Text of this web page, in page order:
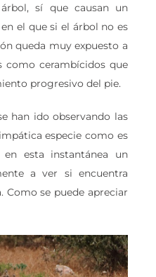
sí que causan un
el que si el árbol no es
queda muy expuesto a
como cerambícidos que
progresivo del pie.
han ido observando las
especie como es
en esta instantánea un
a ver si encuentra
Como se puede apreciar